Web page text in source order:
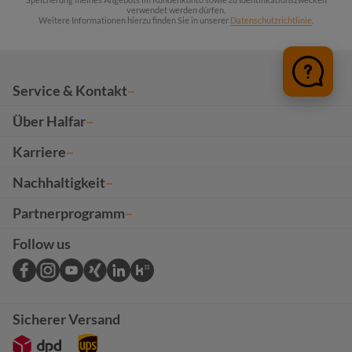
verwendet werden dürfen.
Weitere Informationen hierzu finden Sie in unserer Datenschutzrichtlinie
Service & Kontakt
Über Halfar
Karriere
Nachhaltigkeit
Partnerprogramm
Follow us
Sicherer Versand